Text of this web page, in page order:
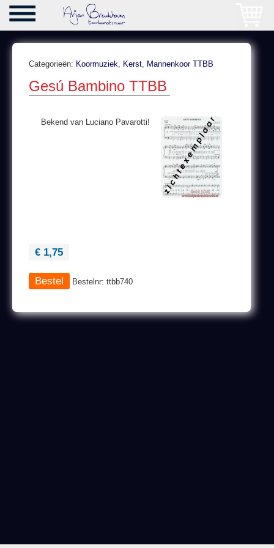
Categorieën: Koormuziek, Kerst, Mannenkoor TTBB
Gesú Bambino TTBB
Bekend van Luciano Pavarotti!
€ 1,75
Bestelnr: ttbb740